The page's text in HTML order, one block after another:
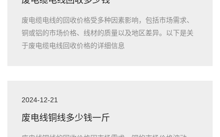
废电缆电线的回收价格受多种因素影响，包括市场需求、
铜或铝的市场价格、线材的质量以及地区差异。以下是关
于废电缆电线回收价格的详细信息
2024-12-21
废电线铜线多少钱一斤